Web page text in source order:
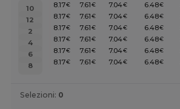
10 8.17€ 7.61 € 7.04€ 6.48€
12
8.17€ 7.61 € 7.04€ 6.48€
2
8.17€ 7.61 € 7.04€ 6.48€
4
8.17€ 7.61 € 7.04€ 6.48€
6
8.17€ 7.61 € 7.04€ 6.48€
8
8.17€ 7.61 € 7.04€ 6.48€
Selezioni: 0